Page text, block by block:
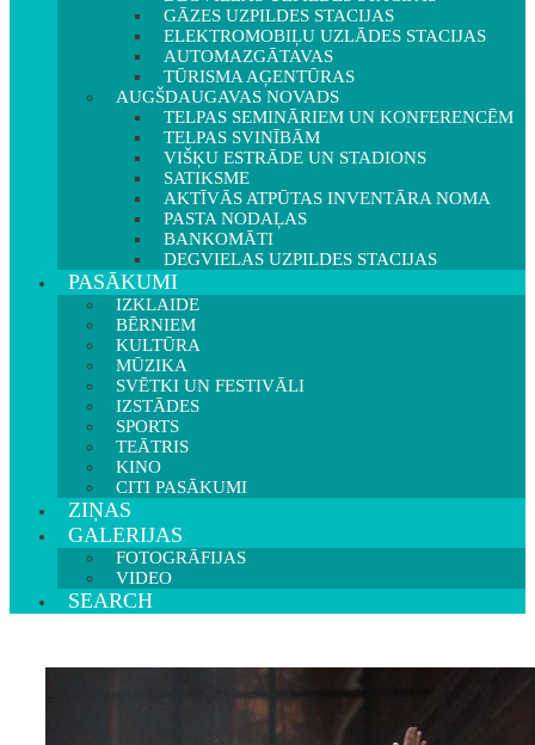
GĀZES UZPILDES STACIJAS
ELEKTROMOBIĻU UZLĀDES STACIJAS
AUTOMAZGĀTAVAS
TŪRISMA AĢENTŪRAS
AUGŠDAUGAVAS NOVADS
TELPAS SEMINĀRIEM UN KONFERENCĒM
TELPAS SVINĪBĀM
VIŠĶU ESTRĀDE UN STADIONS
SATIKSME
AKTĪVĀS ATPŪTAS INVENTĀRA NOMA
PASTA NODAĻAS
BANKOMĀTI
DEGVIELAS UZPILDES STACIJAS
PASĀKUMI
IZKLAIDE
BĒRNIEM
KULTŪRA
MŪZIKA
SVĒTKI UN FESTIVĀLI
IZSTĀDES
SPORTS
TEĀTRIS
KINO
CITI PASĀKUMI
ZIŅAS
GALERIJAS
FOTOGRĀFIJAS
VIDEO
SEARCH